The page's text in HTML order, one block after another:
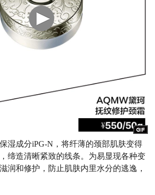
湿成分iPG-N，将纤薄的颈部肌肤变得
缔造清晰紧致的线条。为易显现各种变
润和修护，防止肌肤内里水分的逃逸，